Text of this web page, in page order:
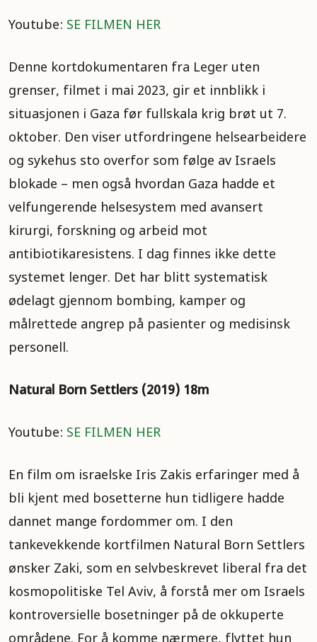
Youtube: SE FILMEN HER
Denne kortdokumentaren fra Leger uten
grenser, filmet i mai 2023, gir et innblikk i
situasjonen i Gaza før fullskala krig brøt ut 7.
oktober. Den viser utfordringene helsearbeidere
og sykehus sto overfor som følge av Israels
blokade – men også hvordan Gaza hadde et
velfungerende helsesystem med avansert
kirurgi, forskning og arbeid mot
antibiotikaresistens. I dag finnes ikke dette
systemet lenger. Det har blitt systematisk
ødelagt gjennom bombing, kamper og
målrettede angrep på pasienter og medisinsk
personell.
Natural Born Settlers (2019) 18m
Youtube: SE FILMEN HER
En film om israelske Iris Zakis erfaringer med å
bli kjent med bosetterne hun tidligere hadde
dannet mange fordommer om. I den
tankevekkende kortfilmen Natural Born Settlers
ønsker Zaki, som en selvbeskrevet liberal fra det
kosmopolitiske Tel Aviv, å forstå mer om Israels
kontroversielle bosetninger på de okkuperte